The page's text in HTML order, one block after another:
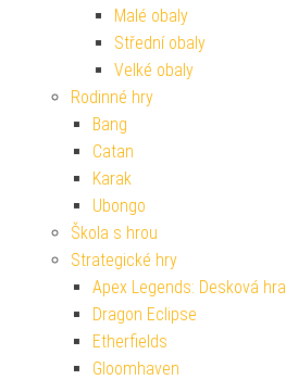
Malé obaly
Střední obaly
Velké obaly
Rodinné hry
Bang
Catan
Karak
Ubongo
Škola s hrou
Strategické hry
Apex Legends: Desková hra
Dragon Eclipse
Etherfields
Gloomhaven